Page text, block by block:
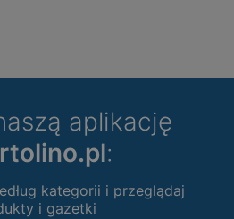
aplikację
:
kategorii i przeglądaj
i gazetki